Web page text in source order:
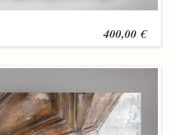
400,00 €